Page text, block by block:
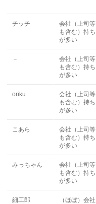
チッチ
会社（上司等
も含む）持ち
が多い
－
会社（上司等
も含む）持ち
が多い
oriku
会社（上司等
も含む）持ち
が多い
こあら
会社（上司等
も含む）持ち
が多い
みっちゃん
会社（上司等
も含む）持ち
が多い
細工郎
（ほぼ）会社